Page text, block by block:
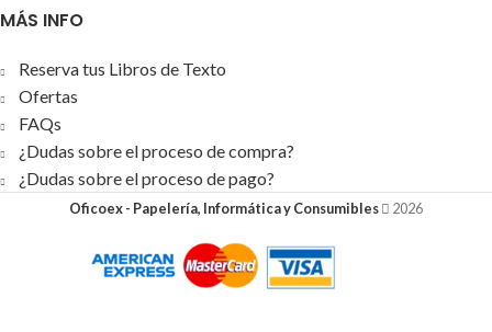
MÁS INFO
Reserva tus Libros de Texto
Ofertas
FAQs
¿Dudas sobre el proceso de compra?
¿Dudas sobre el proceso de pago?
Oficoex - Papelería, Informática y Consumibles 2026